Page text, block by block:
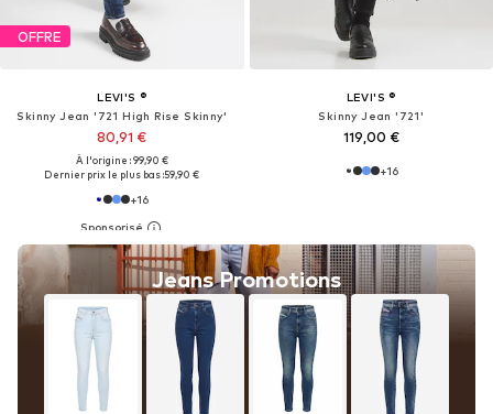
OFFRE
LEVI'S ®
Skinny Jean '721 High Rise Skinny'
80,91 €
À l'origine : 99,90 €
Dernier prix le plus bas :59,90 €
+16
Jeans Promotions
LEVI'S ®
Skinny Jean '721'
119,00 €
+16